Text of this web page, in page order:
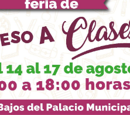
me abandones.... 😝😜🤣
y bienestar, prioridad
San Andrés Tuxtla: Rafa
a pescador desaparecido
Uxpanapa